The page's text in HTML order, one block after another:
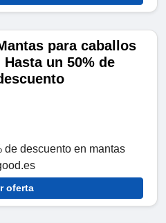
para caballos
Hasta un 50% de
de descuento en mantas
oferta